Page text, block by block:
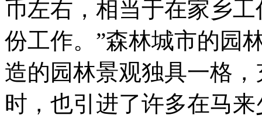
币左右，相当于在家乡
份工作。”森林城市的园
造的园林景观独具一格
时，也引进了许多在马